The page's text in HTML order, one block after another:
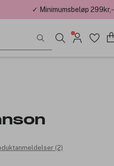
✓ Minimumsbeløp 299kr,-
(2)